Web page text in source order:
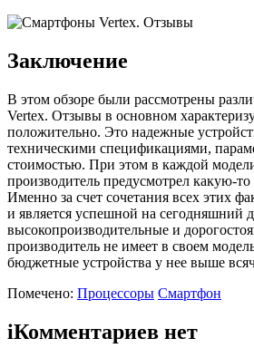
Заключение
В этом обзоре были рассмотрены
Vertex. Отзывы в основном
положительно. Это надежные
техническими спецификациями,
стоимостью. При этом в каждой
производитель предусмотрел какую-
Именно за счет сочетания всех этих
и является успешной на сегодняшний
высокопроизводительные и
производитель не имеет в своем
бюджетные устройства у нее выше
Помечено: Процессоры Смартфон
iКомментариев нет